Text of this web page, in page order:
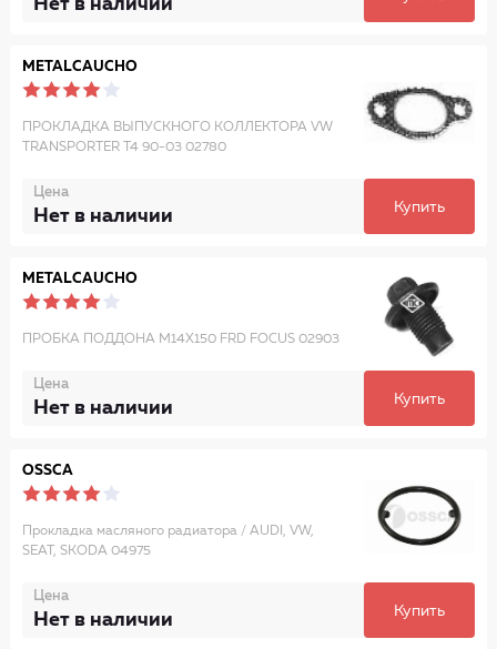
METALCAUCHO
ПРОКЛАДКА ВЫПУСКНОГО КОЛЛЕКТОРА VW
TRANSPORTER T4 90-03 02780
Цена
Нет в наличии Купить
METALCAUCHO
ПРОБКА ПОДДОНА M14X150 FRD FOCUS 02903
Цена
Нет в наличии Купить
OSSCA
Прокладка масляного радиатора / AUDI, VW,
SEAT, SKODA 04975
Цена
Нет в наличии Купить